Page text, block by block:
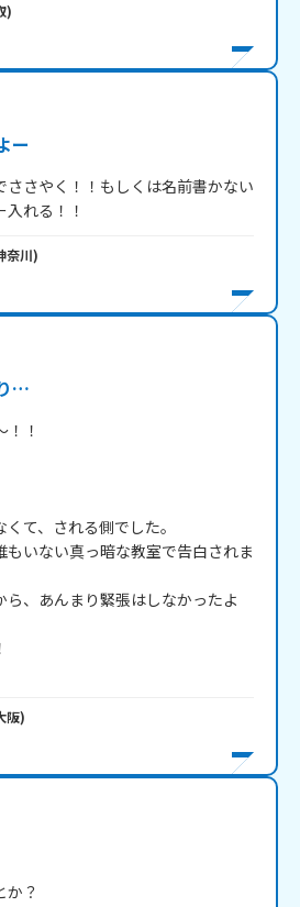
)
ー
ささやく！！もしくは名前書かない
れる！！
奈川)
…
！
て、される側でした。
もいない真っ暗な教室で告白されま
、あんまり緊張はしなかったよ
阪)
か？